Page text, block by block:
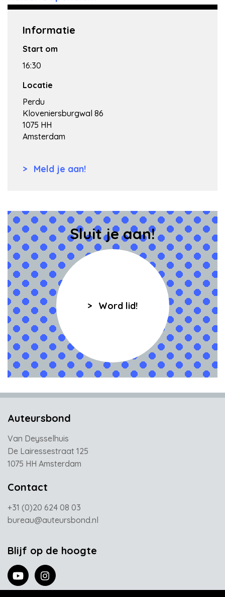
Informatie
Start om
16:30
Locatie
Perdu
Kloveniersburgwal 86
1075 HH
Amsterdam
Meld je aan!
Sluit je aan!
Word lid!
Auteursbond
Van Deysselhuis
De Lairessestraat 125
1075 HH Amsterdam
Contact
+31 (0)20 624 08 03
bureau@auteursbond.nl
Blijf op de hoogte